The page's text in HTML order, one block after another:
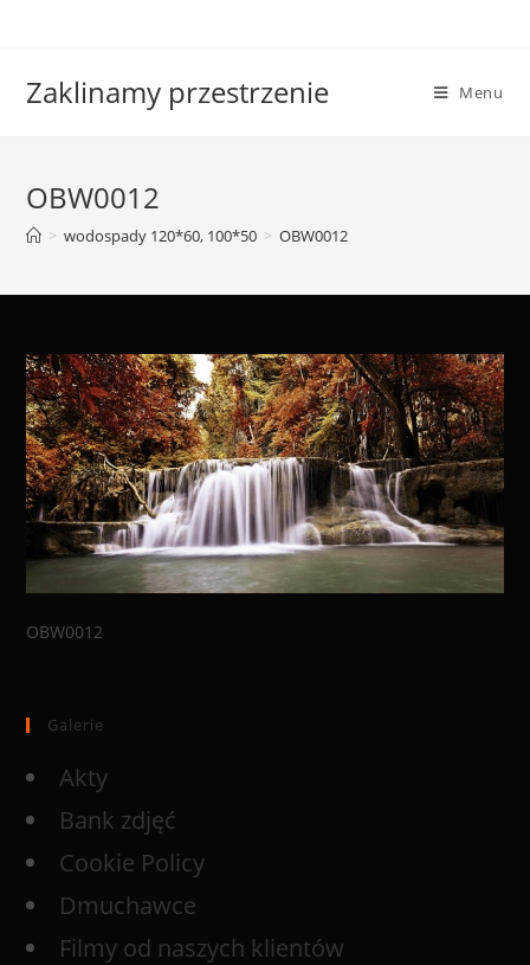
Zaklinamy przestrzenie Menu
OBW0012
> wodospady 120*60, 100*50 > OBW0012
OBW0012
Galerie
Akty
Bank zdjęć
Cookie Policy
Dmuchawce
Filmy od naszych klientów